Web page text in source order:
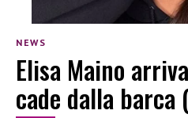
NEWS
Elisa Maino
cade dalla barca